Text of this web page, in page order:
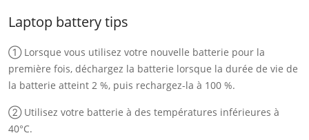
Laptop battery tips
① Lorsque vous utilisez votre nouvelle batterie pour la
première fois, déchargez la batterie lorsque la durée de vie de
la batterie atteint 2 %, puis rechargez-la à 100 %.
② Utilisez votre batterie à des températures inférieures à
40°C.